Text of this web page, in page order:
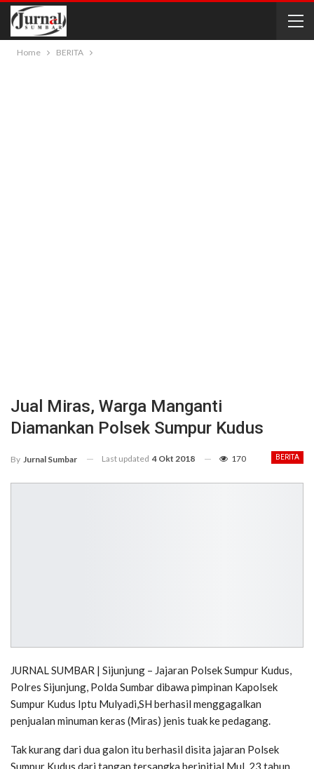
Home BERITA
Jual Miras, Warga Manganti
Diamankan Polsek Sumpur Kudus
BERITA
By Jurnal Sumbar Last updated 4 Okt 2018 170
JURNAL SUMBAR | Sijunjung – Jajaran Polsek Sumpur Kudus,
Polres Sijunjung, Polda Sumbar dibawa pimpinan Kapolsek
Sumpur Kudus Iptu Mulyadi,SH berhasil menggagalkan
penjualan minuman keras (Miras) jenis tuak ke pedagang.
Tak kurang dari dua galon itu berhasil disita jajaran Polsek
Sumpur Kudus dari tangan tersangka berinitial Mul, 23 tahun,